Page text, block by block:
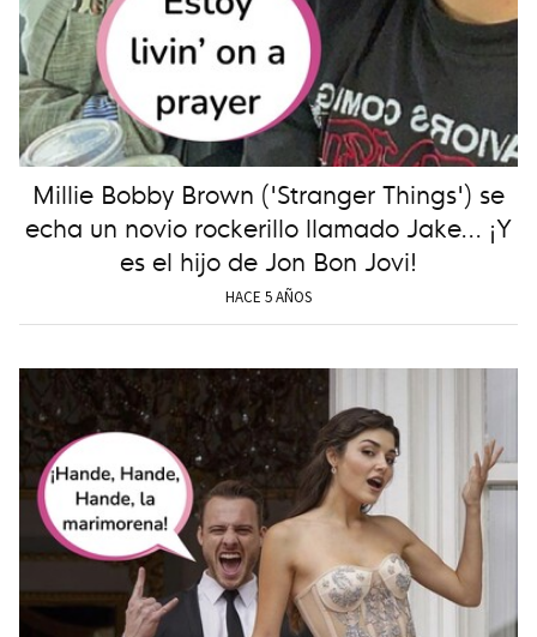
Millie Bobby Brown ('Stranger Things') se
echa un novio rockerillo llamado Jake... ¡Y
es el hijo de Jon Bon Jovi!
HACE 5 AÑOS